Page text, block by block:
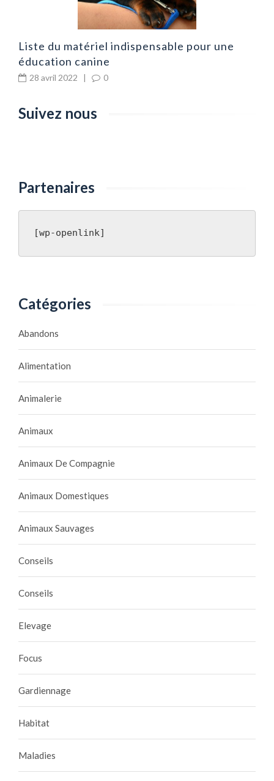
Liste du matériel indispensable pour une
éducation canine
28 avril 2022 | 0
Suivez nous
Partenaires
[wp-openlink]
Catégories
Abandons
Alimentation
Animalerie
Animaux
Animaux De Compagnie
Animaux Domestiques
Animaux Sauvages
Conseils
Conseils
Elevage
Focus
Gardiennage
Habitat
Maladies